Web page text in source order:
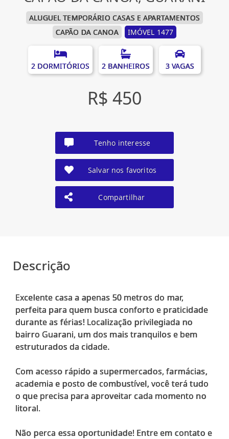
ALUGUEL TEMPORÁRIO CASAS E APARTAMENTOS
CAPÃO DA CANOA
IMÓVEL 1477
2 DORMITÓRIOS 2 BANHEIROS 3 VAGAS
R$ 450
Tenho interesse
Salvar nos favoritos
Compartilhar
Descrição
Excelente casa a apenas 50 metros do mar,
perfeita para quem busca conforto e praticidade
durante as férias! Localização privilegiada no
bairro Guarani, um dos mais tranquilos e bem
estruturados da cidade.
Com acesso rápido a supermercados, farmácias,
academia e posto de combustível, você terá tudo
o que precisa para aproveitar cada momento no
litoral.
Não perca essa oportunidade! Entre em contato e